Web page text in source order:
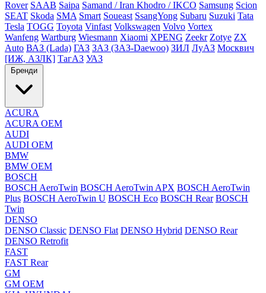
Rover SAAB Saipa Samand / Iran Khodro / IKCO Samsung Scion
SEAT Skoda SMA Smart Soueast SsangYong Subaru Suzuki Tata
Tesla TOGG Toyota Vinfast Volkswagen Volvo Vortex
Wanfeng Wartburg Wiesmann Xiaomi XPENG Zeekr Zotye ZX
Auto ВАЗ (Lada) ГАЗ ЗАЗ (ЗАЗ-Daewoo) ЗИЛ ЛуАЗ Москвич
[ИЖ, АЗЛК] ТагАЗ УАЗ
Бренди
ACURA
ACURA OEM
AUDI
AUDI OEM
BMW
BMW OEM
BOSCH
BOSCH AeroTwin BOSCH AeroTwin APX BOSCH AeroTwin
Plus BOSCH AeroTwin U BOSCH Eco BOSCH Rear BOSCH
Twin
DENSO
DENSO Classic DENSO Flat DENSO Hybrid DENSO Rear
DENSO Retrofit
FAST
FAST Rear
GM
GM OEM